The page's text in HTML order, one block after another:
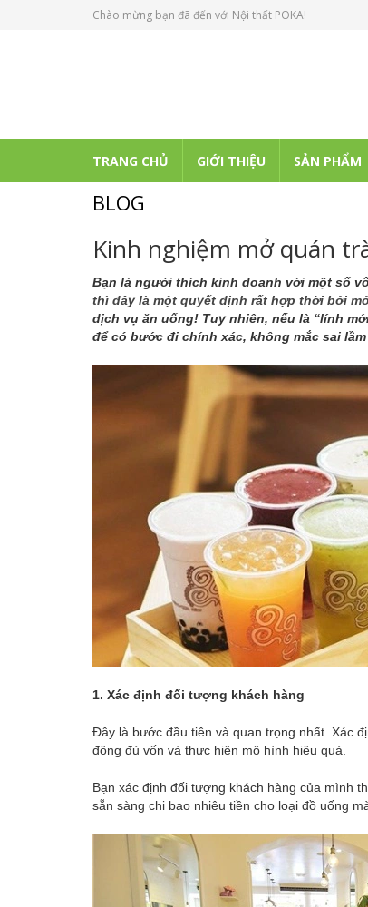
Chào mừng bạn đã đến với Nội thất POKA!
TRANG CHỦ GIỚI THIỆU SẢN PHẨM
BLOG
Kinh nghiệm mở quán
Bạn là người thích kinh doanh với một số
thì đây là một quyết định rất hợp thời bởi
dịch vụ ăn uống! Tuy nhiên, nếu là “lính
để có bước đi chính xác, không mắc sai
1. Xác định đối tượng khách hàng
Đây là bước đầu tiên và quan trọng nhất. Xác
động đủ vốn và thực hiện mô hình hiệu quả.
Bạn xác định đối tượng khách hàng của mình
sẵn sàng chi bao nhiêu tiền cho loại đồ uống